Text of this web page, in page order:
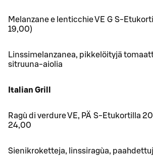
Melanzane e lenticchie VE G S-
19,00)
Linssimelanzanea, pikkelöityjä
sitruuna-aiolia
Italian Grill
Ragù di verdure VE, PÄ S-Etukortilla
24,00
Sienikroketteja, linssiragùa,